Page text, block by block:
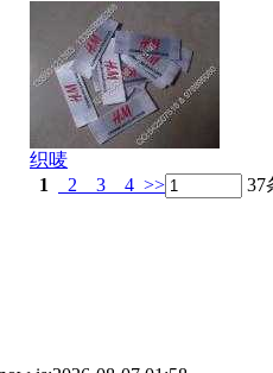
织唛
1
2 3 4 >> 37